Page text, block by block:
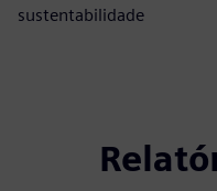
sustentabilidade